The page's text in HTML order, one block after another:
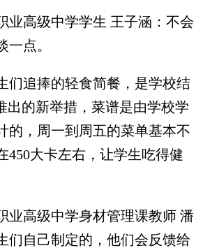
高级中学学生 王子涵：不会
一点。
追捧的轻食简餐，是学校结
出的新举措，菜谱是由学校学
的，周一到周五的菜单基本不
450大卡左右，让学生吃得健
高级中学身材管理课教师 潘
们自己制定的，他们会反馈给